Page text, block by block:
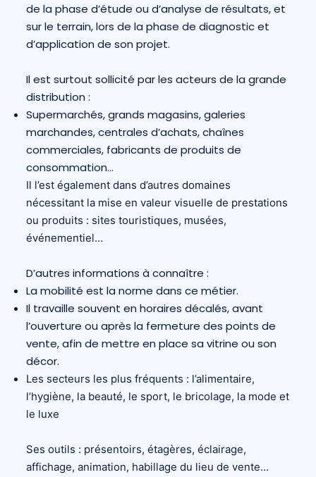
de la phase d’étude ou d’analyse de résultats, et
sur le terrain, lors de la phase de diagnostic et
d’application de son projet.
Il est surtout sollicité par les acteurs de la grande
distribution :
Supermarchés, grands magasins, galeries
marchandes, centrales d’achats, chaînes
commerciales, fabricants de produits de
consommation…
Il l’est également dans d’autres domaines
nécessitant la mise en valeur visuelle de prestations
ou produits : sites touristiques, musées,
événementiel…
D’autres informations à connaître :
La mobilité est la norme dans ce métier.
Il travaille souvent en horaires décalés, avant
l’ouverture ou après la fermeture des points de
vente, afin de mettre en place sa vitrine ou son
décor.
Les secteurs les plus fréquents : l’alimentaire,
l’hygiène, la beauté, le sport, le bricolage, la mode et
le luxe
Ses outils : présentoirs, étagères, éclairage,
affichage, animation, habillage du lieu de vente…